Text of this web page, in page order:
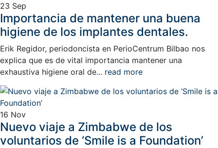
23 Sep
Importancia de mantener una buena
higiene de los implantes dentales.
Erik Regidor, periodoncista en PerioCentrum Bilbao nos
explica que es de vital importancia mantener una
exhaustiva higiene oral de... read more
16 Nov
Nuevo viaje a Zimbabwe de los
voluntarios de ‘Smile is a Foundation’